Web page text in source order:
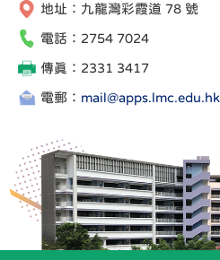
07/06/2026
地址：九龍灣彩霞道 78 號
電話：2754 7024
傳真：2331 3417
電郵： mail@apps.lmc.edu.hk